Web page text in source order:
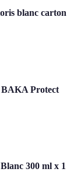
blanc carton
BAKA Protect
300 ml x 1